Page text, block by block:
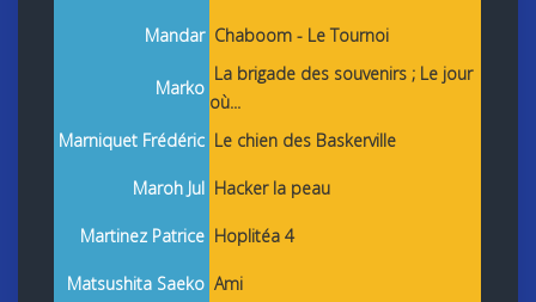
Mandar Chaboom - Le Tournoi
Marko
La brigade des souvenirs ; Le jour
où...
Marniquet Frédéric Le chien des Baskerville
Maroh Jul Hacker la peau
Martinez Patrice Hoplitéa 4
Matsushita Saeko Ami